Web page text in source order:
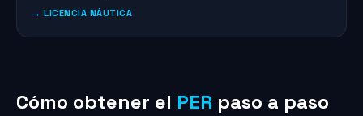
→ LICENCIA NÁUTICA
Cómo obtener el PER paso a paso